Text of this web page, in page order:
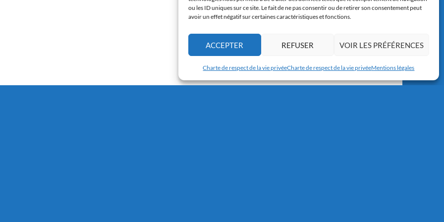
ou les ID uniques sur ce site. Le fait de ne pas consentir ou de retirer son consentement peut
avoir un effet négatif sur certaines caractéristiques et fonctions.
ACCEPTER REFUSER VOIR LES PRÉFÉRENCES
Charte de respect de la vie privéeCharte de respect de la vie privéeMentions légales